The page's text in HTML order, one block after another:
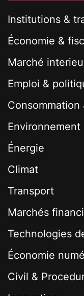
Institutions &
Économie &
Marché
Emploi &
Consommation
Environnement
Énergie
Climat
Transport
Marchés
Technologies
Économie
Civil &